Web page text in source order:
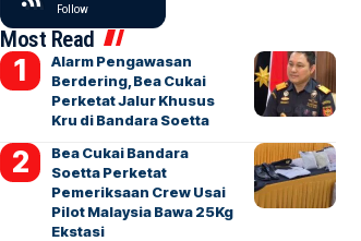
Follow
Most Read
Alarm Pengawasan
Berdering, Bea Cukai
Perketat Jalur Khusus
Kru di Bandara Soetta
Bea Cukai Bandara
Soetta Perketat
Pemeriksaan Crew Usai
Pilot Malaysia Bawa 25Kg
Ekstasi